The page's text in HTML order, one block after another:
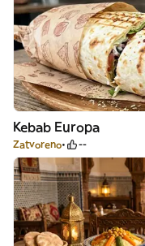
Kebab Europa
Zatvoreno --